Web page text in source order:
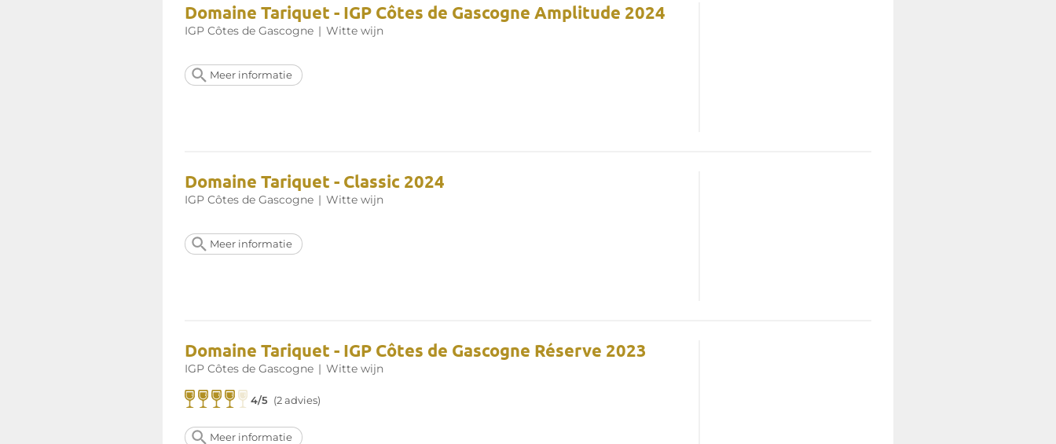
Domaine Tariquet - IGP Côtes de Gascogne Amplitude 2024
IGP Côtes de Gascogne | Witte wijn
Meer informatie
Domaine Tariquet - Classic 2024
IGP Côtes de Gascogne | Witte wijn
Meer informatie
Domaine Tariquet - IGP Côtes de Gascogne Réserve 2023
IGP Côtes de Gascogne | Witte wijn
4/5 (2 advies)
Meer informatie